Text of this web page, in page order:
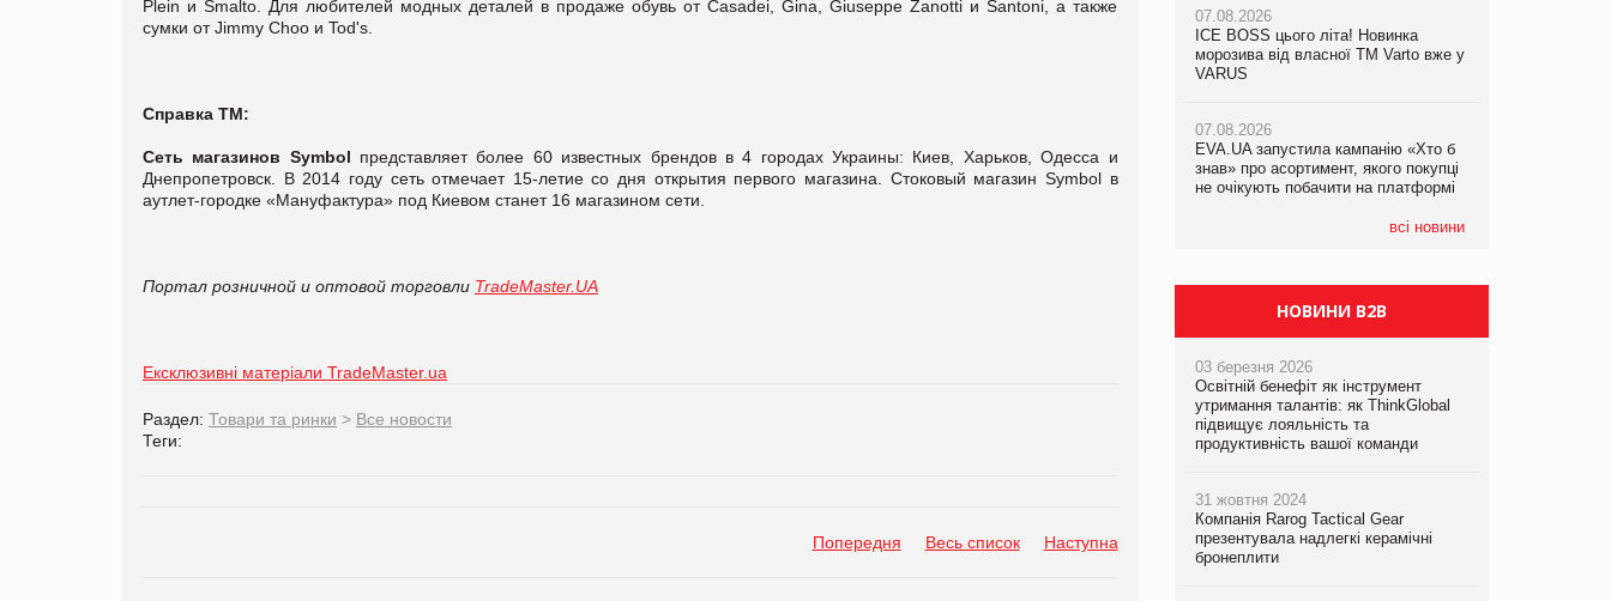
Plein и Smalto. Для любителей модных деталей в продаже обувь от Casadei, Gina, Giuseppe Zanotti и Santoni, а также
сумки от Jimmy Choo и Tod's.
Справка ТМ:
Сеть магазинов Symbol представляет более 60 известных брендов в 4 городах Украины: Киев, Харьков, Одесса и
Днепропетровск. В 2014 году сеть отмечает 15-летие со дня открытия первого магазина. Стоковый магазин Symbol в
аутлет-городке «Мануфактура» под Киевом станет 16 магазином сети.
Портал розничной и оптовой торговли TradeMaster.UA
Ексклюзивні матеріали TradeMaster.ua
Раздел: Товари та ринки > Все новости
Теги:
Попередня Весь список Наступна
07.08.2026
ICE BOSS цього літа! Новинка
морозива від власної ТМ Varto вже у
VARUS
07.08.2026
EVA.UA запустила кампанію «Хто б
знав» про асортимент, якого покупці
не очікують побачити на платформі
всі новини
07.08.2026
ICE BOSS цього літа! Новинка
морозива від власної ТМ Varto вже у
VARUS
07.08.2026
EVA.UA запустила кампанію «Хто б
знав» про асортимент, якого покупці
не очікують побачити на платформі
07.08.2026
Франція заборонила рекламні дзвінки
НОВИНИ B2B
03 березня 2026
Освітній бенефіт як інструмент
утримання талантів: як ThinkGlobal
підвищує лояльність та
продуктивність вашої команди
31 жовтня 2024
Компанія Rarog Tactical Gear
презентувала надлегкі керамічні
бронеплити